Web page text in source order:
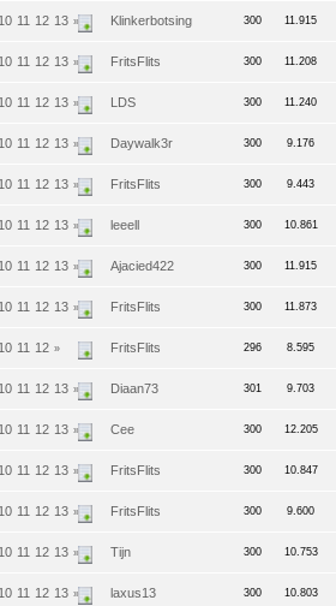
10 11 12 13 » Klinkerbotsing 300 11.915
10 11 12 13 » FritsFlits 300 11.208
10 11 12 13 » LDS 300 11.240
10 11 12 13 » Daywalk3r 300 9.176
10 11 12 13 » FritsFlits 300 9.443
10 11 12 13 » leeell 300 10.861
10 11 12 13 » Ajacied422 300 11.915
10 11 12 13 » FritsFlits 300 11.873
10 11 12 » FritsFlits 296 8.595
10 11 12 13 » Diaan73 301 9.703
10 11 12 13 » Cee 300 12.205
10 11 12 13 » FritsFlits 300 10.847
10 11 12 13 » FritsFlits 300 9.600
10 11 12 13 » Tijn 300 10.753
10 11 12 13 » laxus13 300 10.803